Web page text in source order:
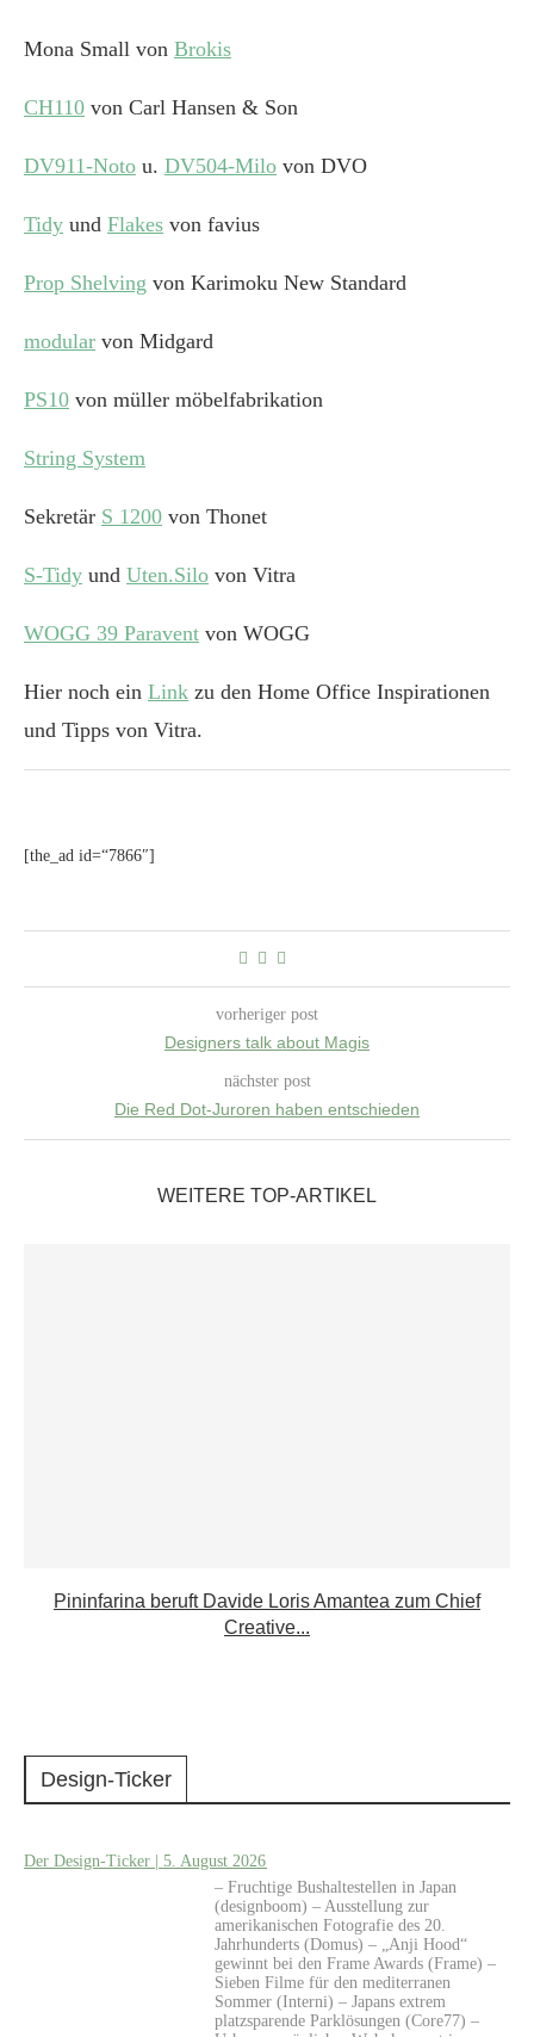
Mona Small von Brokis
CH110 von Carl Hansen & Son
DV911-Noto u. DV504-Milo von DVO
Tidy und Flakes von favius
Prop Shelving von Karimoku New Standard
modular von Midgard
PS10 von müller möbelfabrikation
String System
Sekretär S 1200 von Thonet
S-Tidy und Uten.Silo von Vitra
WOGG 39 Paravent von WOGG
Hier noch ein Link zu den Home Office Inspirationen
und Tipps von Vitra.
[the_ad id=“7866″]
vorheriger post
Designers talk about Magis
nächster post
Die Red Dot-Juroren haben entschieden
WEITERE TOP-ARTIKEL
Pininfarina beruft Davide Loris Amantea zum Chief
Creative...
Design-Ticker
Der Design-Ticker | 5. August 2026
– Fruchtige Bushaltestellen in Japan
(designboom) – Ausstellung zur
amerikanischen Fotografie des 20.
Jahrhunderts (Domus) – „Anji Hood“
gewinnt bei den Frame Awards (Frame) –
Sieben Filme für den mediterranen
Sommer (Interni) – Japans extrem
platzsparende Parklösungen (Core77) –